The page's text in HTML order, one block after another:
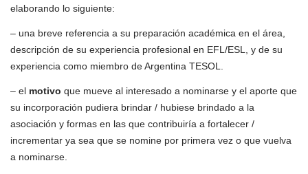
elaborando lo siguiente:
– una breve referencia a su preparación académica en el área,
descripción de su experiencia profesional en EFL/ESL, y de su
experiencia como miembro de Argentina TESOL.
– el motivo que mueve al interesado a nominarse y el aporte que
su incorporación pudiera brindar / hubiese brindado a la
asociación y formas en las que contribuiría a fortalecer /
incrementar ya sea que se nomine por primera vez o que vuelva
a nominarse.